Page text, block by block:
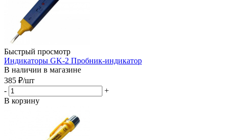
Быстрый просмотр
Индикаторы GK-2 Пробник-индикатор
В наличии в магазине
385 ₽/шт
-
+
В корзину